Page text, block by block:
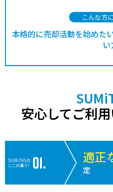
こんな方
本格的に売却活動を始めた
安心してご利
SUMiTASの
ここが違う!
適正
定